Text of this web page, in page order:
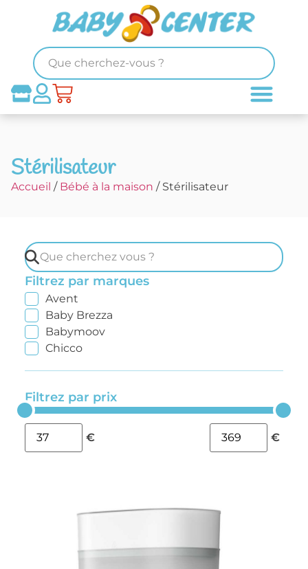
Stérilisateur
Accueil / Bébé à la maison / Stérilisateur
Filtrez par marques
Avent
Baby Brezza
Babymoov
Chicco
Filtrez par prix
€ €